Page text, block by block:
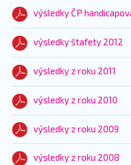
výsledky ČP
výsledky štafety 2012
výsledky z roku 2011
výsledky z roku 2010
výsledky z roku 2009
výsledky z roku 2008